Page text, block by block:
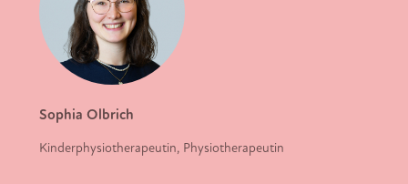
Sophia Olbrich
Kinderphysiotherapeutin, Physiotherapeutin